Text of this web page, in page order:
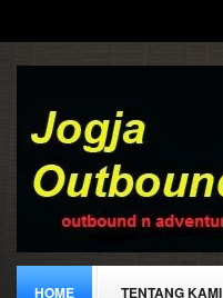
HOME TENTANG KAMI